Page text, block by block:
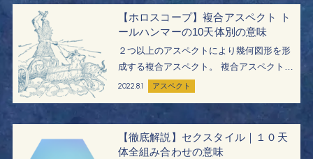
スクエア90度４辺の正方形と…
【ホロスコープ】複合アスペクト ト
ールハンマーの10天体別の意味
２つ以上のアスペクトにより幾何図形を形
成する複合アスペクト。 複合アスペクトの
トールハンマーについて、どのように解釈
の意味を紹介します。 トールハンマーと
2022.8.1 アスペクト
【徹底解説】セクスタイル｜１０天
体全組み合わせの意味